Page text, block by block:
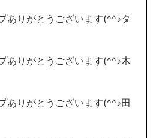
ありがとうございます(^^♪タ
ありがとうございます(^^♪木
ありがとうございます(^^♪田